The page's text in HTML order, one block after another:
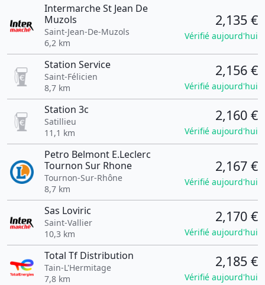
Intermarche St Jean De
Muzols
Saint-Jean-De-Muzols
6,2 km
2,135 €
Vérifié aujourd'hui
Station Service
Saint-Félicien
8,7 km
2,156 €
Vérifié aujourd'hui
Station 3c
Satillieu
11,1 km
2,160 €
Vérifié aujourd'hui
Petro Belmont E.Leclerc
Tournon Sur Rhone
Tournon-Sur-Rhône
8,7 km
2,167 €
Vérifié aujourd'hui
Sas Loviric
Saint-Vallier
10,3 km
2,170 €
Vérifié aujourd'hui
Total Tf Distribution
Tain-L'Hermitage
7,8 km
2,185 €
Vérifié aujourd'hui